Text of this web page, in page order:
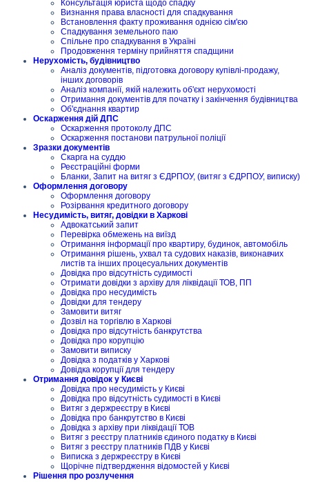
Консультація юриста щодо спадку
Визнання права власності для спадкування
Встановлення факту проживання однією сім'єю
Спадкування земельного паю
Спільне про спадкування в Україні
Продовження терміну прийняття спадщини
Нерухомість, будівництво
Аналіз документів, підготовка договору купівлі-продажу,
інших договорів
Аналіз компанії, якій належить об'єкт нерухомості
Отримання документів для початку і закінчення будівництва
Об'єднання квартир
Оскарження дій ДПС
Оскарження протоколу ДПС
Оскарження постанови патрульної поліції
Зразки документів
Скарга на суддю
Реєстраційні форми
Бланки, Запит на витяг з ЄДРПОУ, (витяг з ЄДРПОУ, виписку)
Оформлення договору
Оформлення договору
Розірвання кредитного договору
Несудимість, витяг, довідки в Харкові
Адвокатський запит
Перевірка обмежень на виїзд
Отримання інформації про квартиру, будинок, автомобіль
Отримання рішень, ухвал та судових наказів, виконавчих
листів та інших процесуальних документів
Довідка про відсутність судимості
Отримати довідки з архіву для ліквідації ТОВ, ПП
Довідка про несудимість
Довідки для тендеру
Замовити витяг
Дозвіл на торгівлю в Харкові
Довідка про відсутність банкрутства
Довідка про корупцію
Замовити виписку
Довідка з податків у Харкові
Довідка корупції для тендеру
Отримання довідок у Києві
Довідка про несудимість у Києві
Довідка про відсутність судимості в Києві
Витяг з держреєстру в Києві
Довідка про банкрутство в Києві
Довідка з архіву при ліквідації ТОВ
Витяг з реєстру платників єдиного податку в Києві
Витяг з реєстру платників ПДВ у Києві
Виписка з держреєстру в Києві
Щорічне підтвердження відомостей у Києві
Рішення про розлучення